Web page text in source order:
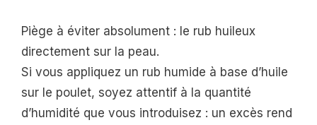
Piège à éviter absolument : le rub huileux
directement sur la peau.
Si vous appliquez un rub humide à base d’huile
sur le poulet, soyez attentif à la quantité
d’humidité que vous introduisez : un excès rend